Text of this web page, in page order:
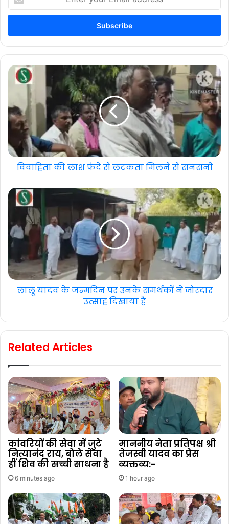
your
Email
विवाहिता की लाश फंदे से लटकता मिलने से सनसनी
लालू यादव के जन्मदिन पर उनके समर्थकों ने जोरदार
उत्साह दिखाया है
Related Articles
कांवरियों की सेवा में जुटे
नित्यानंद राय, बोले सेवा
हीं शिव की सच्ची साधना है
6 minutes ago
माननीय नेता प्रतिपक्ष श्री
तेजस्वी यादव का प्रेस
व्यक्तव्य:-
1 hour ago